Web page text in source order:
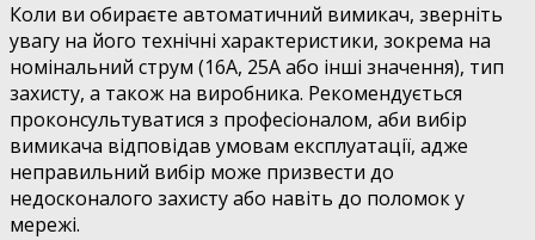
Коли ви обираєте автоматичний вимикач, зверніть
увагу на його технічні характеристики, зокрема на
номінальний струм (16А, 25А або інші значення), тип
захисту, а також на виробника. Рекомендується
проконсультуватися з професіоналом, аби вибір
вимикача відповідав умовам експлуатації, адже
неправильний вибір може призвести до
недосконалого захисту або навіть до поломок у
мережі.